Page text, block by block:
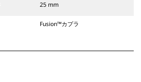
25 mm
Fusion™カプラ